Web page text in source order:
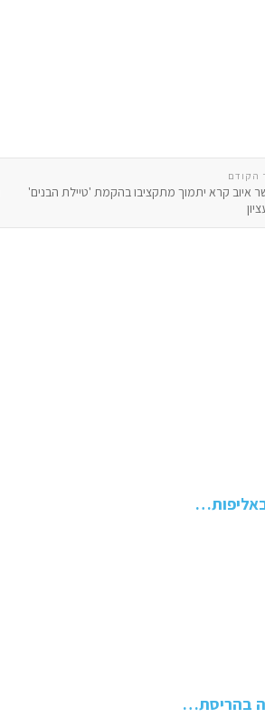
הקודם
איוב קרא יתמוך מתקציבו בהקמת 'טיילת הבנים'
בהריסת…